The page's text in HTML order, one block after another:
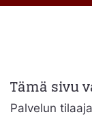
Tämä sivu
Palvelun